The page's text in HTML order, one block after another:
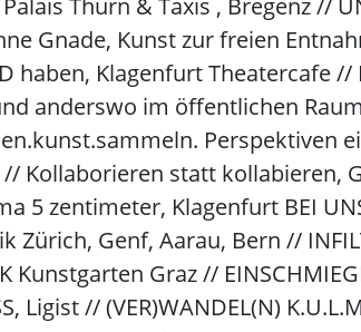
Palais Thurn & Taxis , Bregenz //
Gnade, Kunst zur freien
haben, Klagenfurt Theatercafe
anderswo im öffentlichen
Perspektiven
Kollaborieren statt kollabieren,
5 zentimeter, Klagenfurt BEI
Zürich, Genf, Aarau, Bern //
Kunstgarten Graz //
Ligist // (VER)WANDEL(N)